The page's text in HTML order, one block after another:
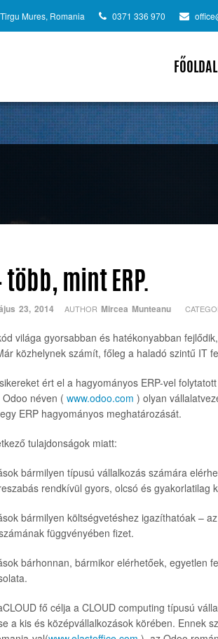
Mures, Romania 0371 336 970
FŐOLDAL
több, mint ERP.
23, 2014 AUTHOR Mircea Munteanu
világa gyorsabban és hatékonyabban
közhelynek számít, főleg a haladó szintű IT
ért el a hagyományos ERP-vel
néven ( www.odoo.com ) olyan
ERP hagyományos meghatározását.
tulajdonságok miatt:
bármilyen típusú vállalkozás számára
rendkívül gyors, olcsó és gyakorlatilag
bármilyen költségvetéshez igazíthatóak –
függvényében fizet.
bárhonnan, bármikor elérhetőek, egyetlen
fő célja a CLOUD computing típusú
a kis és középvállalkozások körében. Ennek